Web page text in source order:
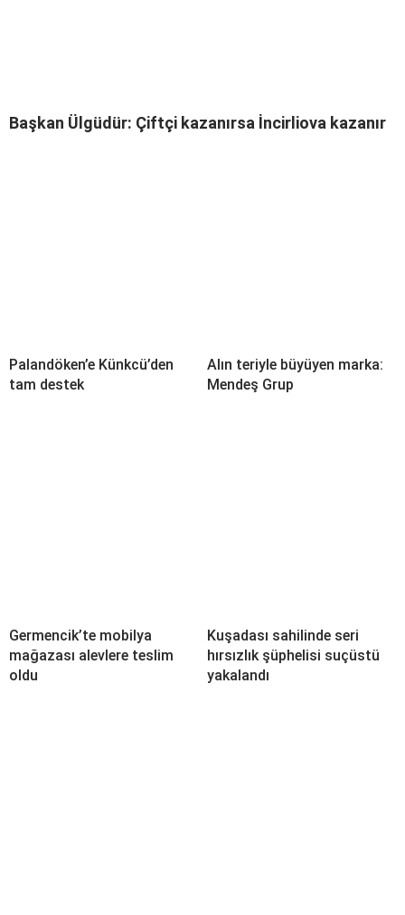
Başkan Ülgüdür: Çiftçi kazanırsa İncirliova kazanır
Palandöken’e Künkcü’den
tam destek
Alın teriyle büyüyen marka:
Mendeş Grup
Germencik’te mobilya
mağazası alevlere teslim
oldu
Kuşadası sahilinde seri
hırsızlık şüphelisi suçüstü
yakalandı